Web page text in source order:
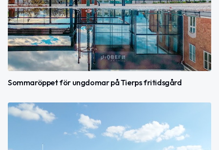
Sommaröppet för ungdomar på Tierps fritidsgård